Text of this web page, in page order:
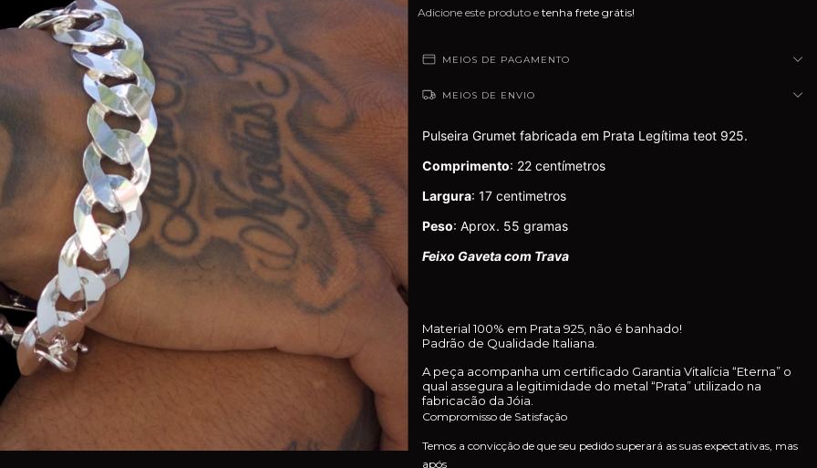
Adicione este produto e tenha frete grátis!
MEIOS DE PAGAMENTO
MEIOS DE ENVIO
Pulseira Grumet fabricada em Prata Legítima teot 925.
Comprimento: 22 centímetros
Largura: 17 centimetros
Peso: Aprox. 55 gramas
Feixo Gaveta com Trava
Material 100% em Prata 925, não é banhado!
Padrão de Qualidade Italiana.
A peça acompanha um certificado Garantia Vitalícia “Eterna” o
qual assegura a legitimidade do metal “Prata” utilizado na
fabricacão da Jóia.
Compromisso de Satisfação
Temos a convicção de que seu pedido superará as suas expectativas, mas
após